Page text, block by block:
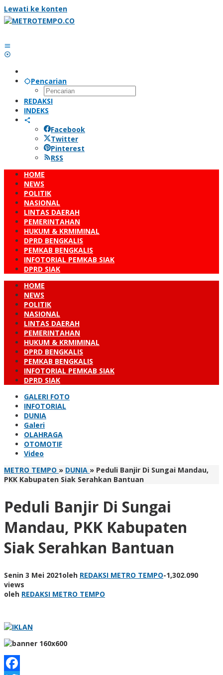
Lewati ke konten
Pencarian
REDAKSI
INDEKS
Facebook
Twitter
Pinterest
RSS
HOME
NEWS
POLITIK
NASIONAL
LINTAS DAERAH
PEMERINTAHAN
HUKUM & KRMIMINAL
DPRD BENGKALIS
PEMKAB BENGKALIS
INFOTORIAL PEMKAB SIAK
DPRD SIAK
HOME
NEWS
POLITIK
NASIONAL
LINTAS DAERAH
PEMERINTAHAN
HUKUM & KRMIMINAL
DPRD BENGKALIS
PEMKAB BENGKALIS
INFOTORIAL PEMKAB SIAK
DPRD SIAK
GALERI FOTO
INFOTORIAL
DUNIA
Galeri
OLAHRAGA
OTOMOTIF
Video
METRO TEMPO » DUNIA » Peduli Banjir Di Sungai Mandau,
PKK Kabupaten Siak Serahkan Bantuan
Peduli Banjir Di Sungai
Mandau, PKK Kabupaten
Siak Serahkan Bantuan
Senin 3 Mei 2021oleh REDAKSI METRO TEMPO-1,302.090
views
oleh REDAKSI METRO TEMPO